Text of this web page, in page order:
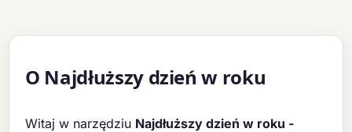
O Najdłuższy dzień w roku
Witaj w narzędziu Najdłuższy dzień w roku -